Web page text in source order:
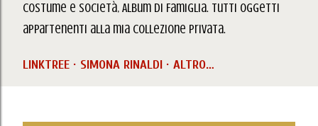
Costume e Società, Album di Famiglia. Tutti oggetti
appartenenti alla mia collezione privata.
LINKTREE SIMONA RINALDI ALTRO…